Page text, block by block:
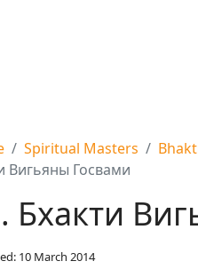
Spiritual Masters
Вигьяны Госвами
Бхакти
10 March 2014